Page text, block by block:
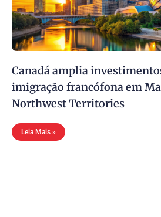
Canadá amplia
imigração francófona em
Northwest Territories
Leia Mais »